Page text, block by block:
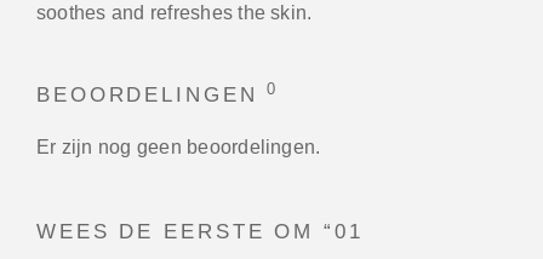
soothes and refreshes the skin.
BEOORDELINGEN0
Er zijn nog geen beoordelingen.
WEES DE EERSTE OM “01